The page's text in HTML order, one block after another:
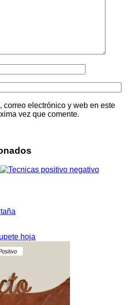
correo electrónico y web en este
vez que comente.